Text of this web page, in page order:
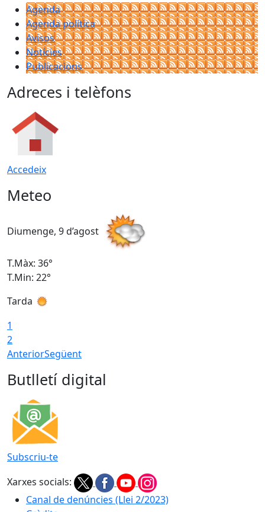
Agenda
Agenda política
Avisos
Notícies
Publicacions
Adreces i telèfons
Accedeix
Meteo
Diumenge, 9 d’agost
T.Màx: 36°
T.Min: 22°
Tarda
1
2
AnteriorSegüent
Butlletí digital
Subscriu-te
Xarxes socials:
Canal de denúncies (Llei 2/2023)